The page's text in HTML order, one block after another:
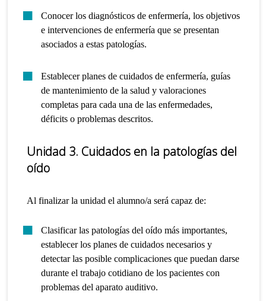
Conocer los diagnósticos de enfermería, los objetivos
e intervenciones de enfermería que se presentan
asociados a estas patologías.
Establecer planes de cuidados de enfermería, guías
de mantenimiento de la salud y valoraciones
completas para cada una de las enfermedades,
déficits o problemas descritos.
Unidad 3. Cuidados en la patologías del
oído
Al finalizar la unidad el alumno/a será capaz de:
Clasificar las patologías del oído más importantes,
establecer los planes de cuidados necesarios y
detectar las posible complicaciones que puedan darse
durante el trabajo cotidiano de los pacientes con
problemas del aparato auditivo.